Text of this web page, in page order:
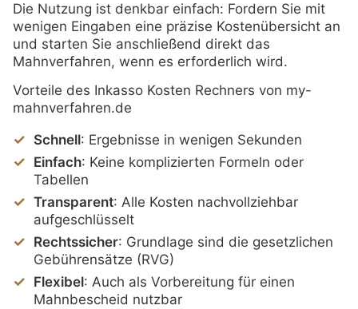
Die Nutzung ist denkbar einfach: Fordern Sie mit
wenigen Eingaben eine präzise Kostenübersicht an
und starten Sie anschließend direkt das
Mahnverfahren, wenn es erforderlich wird.
Vorteile des Inkasso Kosten Rechners von my-
mahnverfahren.de
Schnell: Ergebnisse in wenigen Sekunden
Einfach: Keine komplizierten Formeln oder
Tabellen
Transparent: Alle Kosten nachvollziehbar
aufgeschlüsselt
Rechtssicher: Grundlage sind die gesetzlichen
Gebührensätze (RVG)
Flexibel: Auch als Vorbereitung für einen
Mahnbescheid nutzbar